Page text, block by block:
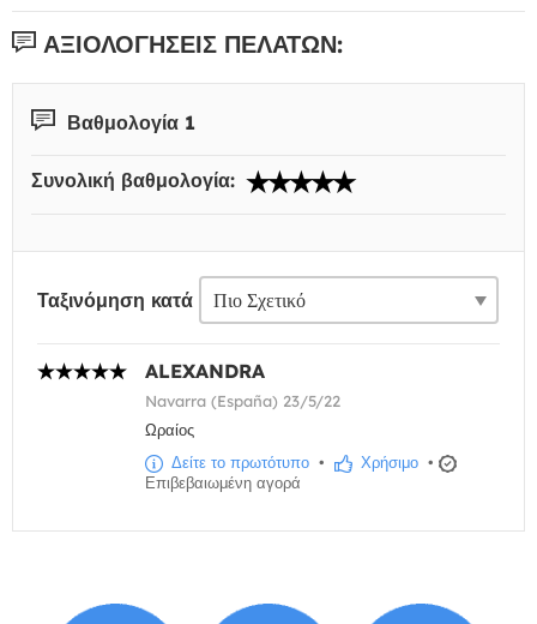
ΑΞΙΟΛΟΓΉΣΕΙΣ ΠΕΛΑΤΏΝ:
Βαθμολογία 1
Συνολική βαθμολογία:
Ταξινόμηση κατά
ALEXANDRA
Navarra (España) 23/5/22
Ωραίος
Δείτε το πρωτότυπο • Χρήσιμο •
Επιβεβαιωμένη αγορά